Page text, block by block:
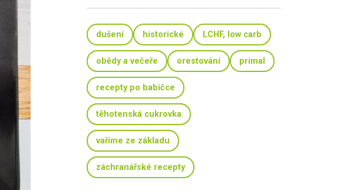
dušení historické LCHF, low carb
obědy a večeře orestování primal
recepty po babičce
těhotenská cukrovka
vaříme ze základu
záchranářské recepty